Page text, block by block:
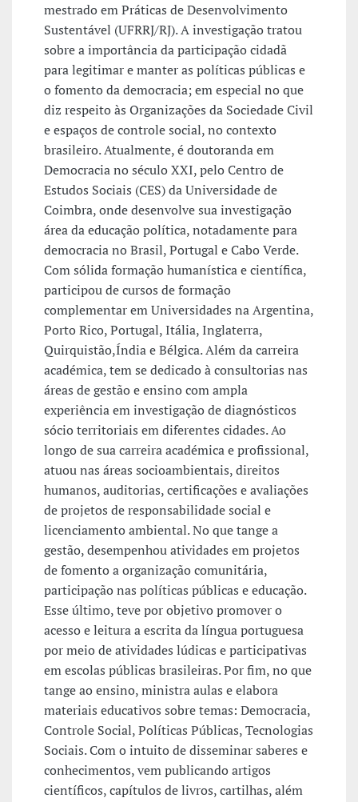
mestrado em Práticas de Desenvolvimento
Sustentável (UFRRJ/RJ). A investigação tratou
sobre a importância da participação cidadã
para legitimar e manter as políticas públicas e
o fomento da democracia; em especial no que
diz respeito às Organizações da Sociedade Civil
e espaços de controle social, no contexto
brasileiro. Atualmente, é doutoranda em
Democracia no século XXI, pelo Centro de
Estudos Sociais (CES) da Universidade de
Coimbra, onde desenvolve sua investigação
área da educação política, notadamente para
democracia no Brasil, Portugal e Cabo Verde.
Com sólida formação humanística e científica,
participou de cursos de formação
complementar em Universidades na Argentina,
Porto Rico, Portugal, Itália, Inglaterra,
Quirquistão,Índia e Bélgica. Além da carreira
académica, tem se dedicado à consultorias nas
áreas de gestão e ensino com ampla
experiência em investigação de diagnósticos
sócio territoriais em diferentes cidades. Ao
longo de sua carreira académica e profissional,
atuou nas áreas socioambientais, direitos
humanos, auditorias, certificações e avaliações
de projetos de responsabilidade social e
licenciamento ambiental. No que tange a
gestão, desempenhou atividades em projetos
de fomento a organização comunitária,
participação nas políticas públicas e educação.
Esse último, teve por objetivo promover o
acesso e leitura a escrita da língua portuguesa
por meio de atividades lúdicas e participativas
em escolas públicas brasileiras. Por fim, no que
tange ao ensino, ministra aulas e elabora
materiais educativos sobre temas: Democracia,
Controle Social, Políticas Públicas, Tecnologias
Sociais. Com o intuito de disseminar saberes e
conhecimentos, vem publicando artigos
científicos, capítulos de livros, cartilhas, além